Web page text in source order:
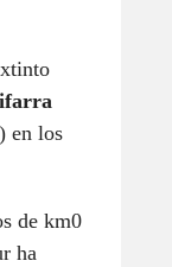
en los
de km0
ha